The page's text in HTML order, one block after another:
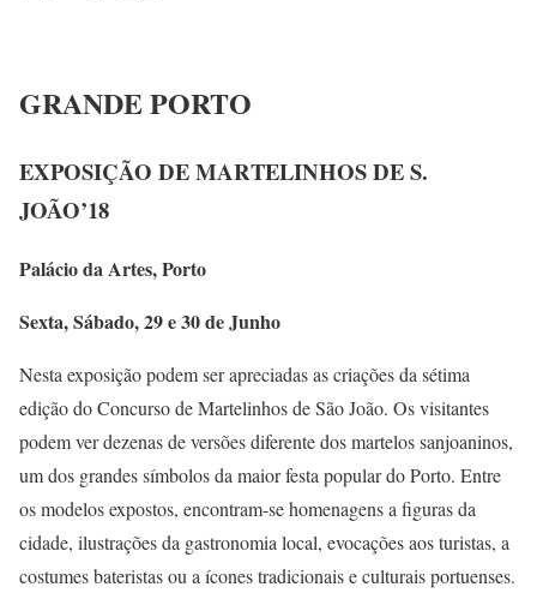
GRANDE PORTO
EXPOSIÇÃO DE MARTELINHOS DE S.
JOÃO’18
Palácio da Artes, Porto
Sexta, Sábado, 29 e 30 de Junho
Nesta exposição podem ser apreciadas as criações da sétima
edição do Concurso de Martelinhos de São João. Os visitantes
podem ver dezenas de versões diferente dos martelos sanjoaninos,
um dos grandes símbolos da maior festa popular do Porto. Entre
os modelos expostos, encontram-se homenagens a figuras da
cidade, ilustrações da gastronomia local, evocações aos turistas, a
costumes bateristas ou a ícones tradicionais e culturais portuenses.